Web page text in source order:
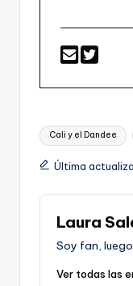
Etiquetas:
Cali y el Dandee
Última
Laura
Soy fan,
Ver todas las